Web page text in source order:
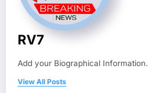
RV7
Add your Biographical Information.
View All Posts